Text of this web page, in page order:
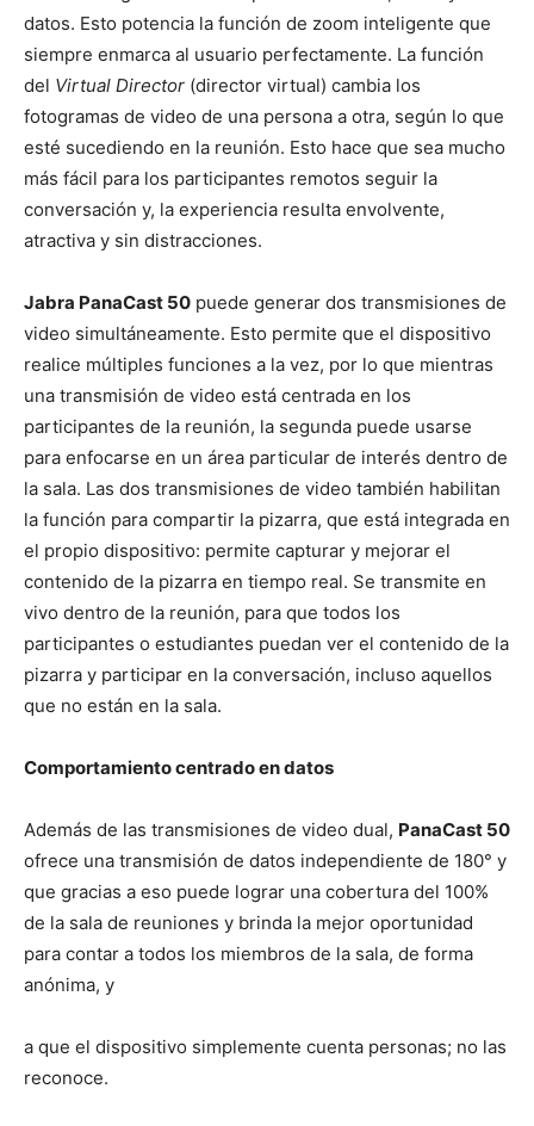
datos. Esto potencia la función de zoom inteligente que
siempre enmarca al usuario perfectamente. La función
del Virtual Director (director virtual) cambia los
fotogramas de video de una persona a otra, según lo que
esté sucediendo en la reunión. Esto hace que sea mucho
más fácil para los participantes remotos seguir la
conversación y, la experiencia resulta envolvente,
atractiva y sin distracciones.
Jabra PanaCast 50 puede generar dos transmisiones de
video simultáneamente. Esto permite que el dispositivo
realice múltiples funciones a la vez, por lo que mientras
una transmisión de video está centrada en los
participantes de la reunión, la segunda puede usarse
para enfocarse en un área particular de interés dentro de
la sala. Las dos transmisiones de video también habilitan
la función para compartir la pizarra, que está integrada en
el propio dispositivo: permite capturar y mejorar el
contenido de la pizarra en tiempo real. Se transmite en
vivo dentro de la reunión, para que todos los
participantes o estudiantes puedan ver el contenido de la
pizarra y participar en la conversación, incluso aquellos
que no están en la sala.
Comportamiento centrado en datos
Además de las transmisiones de video dual, PanaCast 50
ofrece una transmisión de datos independiente de 180° y
que gracias a eso puede lograr una cobertura del 100%
de la sala de reuniones y brinda la mejor oportunidad
para contar a todos los miembros de la sala, de forma
anónima, y
a que el dispositivo simplemente cuenta personas; no las
reconoce.